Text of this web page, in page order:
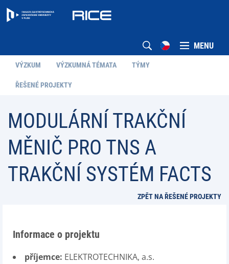
MENU
VÝZKUM VÝZKUMNÁ TÉMATA TÝMY
ŘEŠENÉ PROJEKTY
MODULÁRNÍ TRAKČNÍ
MĚNIČ PRO TNS A
TRAKČNÍ SYSTÉM FACTS
ZPĚT NA ŘEŠENÉ PROJEKTY
Informace o projektu
příjemce: ELEKTROTECHNIKA, a.s.